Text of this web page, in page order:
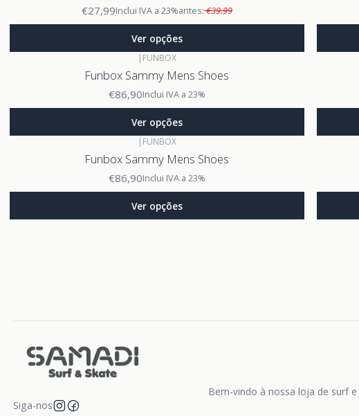
€27,99Inclui IVA a 23%antes:€39.99
Ver opções
| FUNBOX
Funbox Sammy Mens Shoes
€86,90Inclui IVA a 23%
Ver opções
| FUNBOX
Funbox Sammy Mens Shoes
€86,90Inclui IVA a 23%
Ver opções
Bem-vindo à nossa loja de surf
Siga-nos